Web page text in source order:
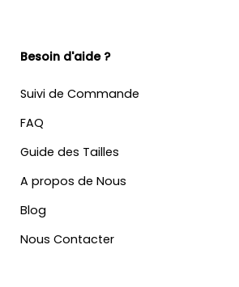
Besoin d'aide ?
Suivi de Commande
FAQ
Guide des Tailles
A propos de Nous
Blog
Nous Contacter